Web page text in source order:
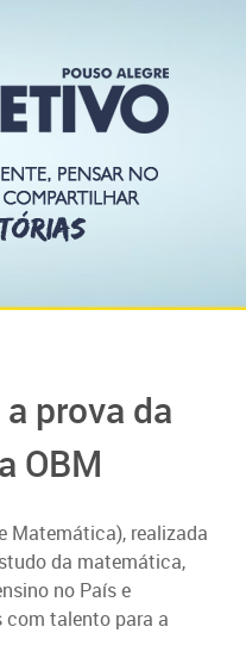
prova da
OBM
Matemática), realizada
da matemática,
no País e
talento para a